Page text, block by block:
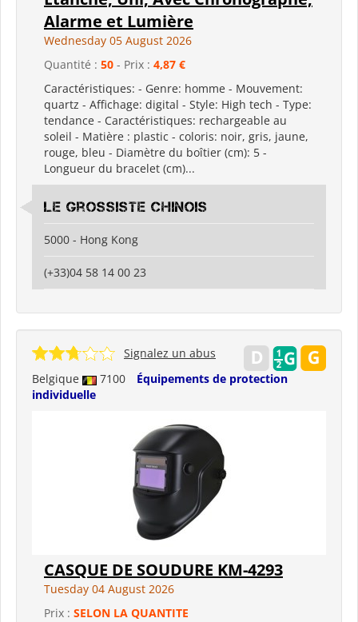
Alarme et Lumière
Wednesday 05 August 2026
Quantité : 50 - Prix : 4,87 €
Caractéristiques: - Genre: homme - Mouvement:
quartz - Affichage: digital - Style: High tech - Type:
tendance - Caractéristiques: rechargeable au
soleil - Matière : plastic - coloris: noir, gris, jaune,
rouge, bleu - Diamètre du boîtier (cm): 5 -
Longueur du bracelet (cm)...
Le grossiste chinois
5000 - Hong Kong
(+33)04 58 14 00 23
Belgique 7100
Équipements de protection
individuelle
Signalez un abus
CASQUE DE SOUDURE KM-4293
Tuesday 04 August 2026
Prix : SELON LA QUANTITE